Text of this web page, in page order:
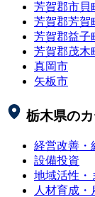
芳賀郡市貝
芳賀郡芳賀
芳賀郡益子
芳賀郡茂木
真岡市
矢板市
栃木県の
経営改善・
設備投資
地域活性・
人材育成・